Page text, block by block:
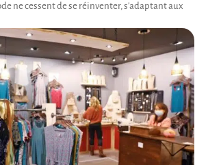
ne cessent de se réinventer, s'adaptant aux